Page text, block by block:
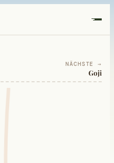
NÄCHSTE →
Goji